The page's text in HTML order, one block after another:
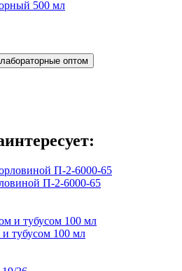
500 мл
оптом
П-2-6000-65
тубусом 100 мл